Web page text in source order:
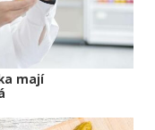
mají